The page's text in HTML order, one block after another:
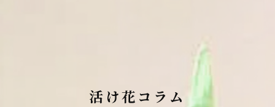
活け花コラム